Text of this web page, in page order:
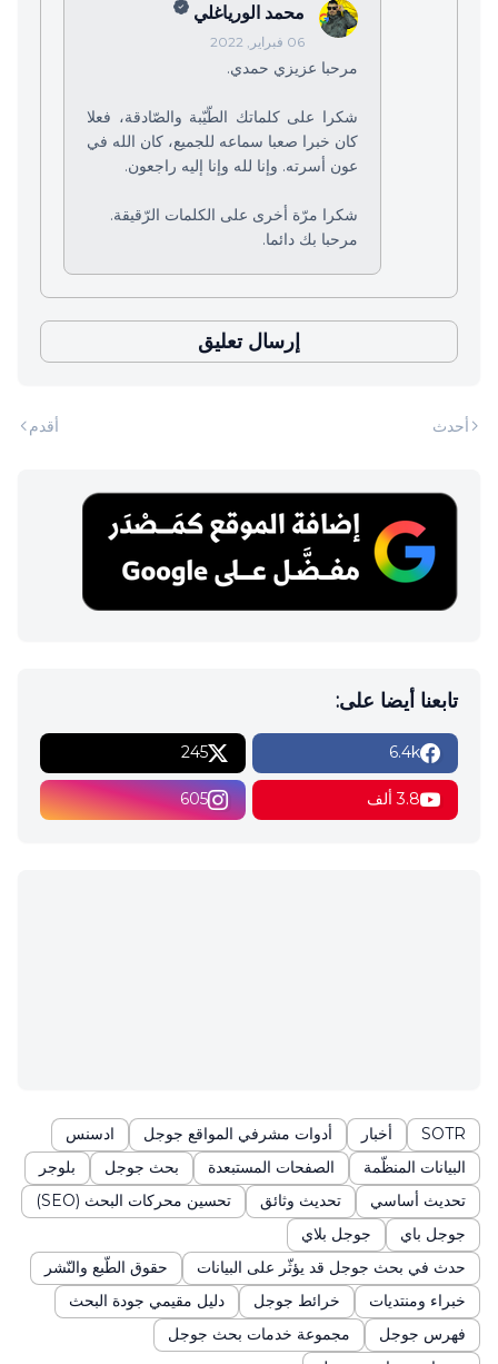
محمد الورياغلي
06 فبراير, 2022
مرحبا عزيزي حمدي.
شكرا على كلماتك الطّيّبة والصّادقة، فعلا
كان خبرا صعبا سماعه للجميع، كان الله في
عون أسرته. وإنا لله وإنا إليه راجعون.
شكرا مرّة أخرى على الكلمات الرّقيقة.
مرحبا بك دائما.
إرسال تعليق
أحدث أقدم
تابعنا أيضا على:
6.4k
245
3.8 ألف 605
SOTR أخبار أدوات مشرفي المواقع جوجل
ادسنس
البيانات المنظّمة
الصفحات المستبعدة بحث جوجل
بلوجر
تحديث أساسي
تحديث وثائق
تحسين محركات البحث (SEO)
جوجل باي
جوجل بلاي
حدث في بحث جوجل قد يؤثّر على البيانات
حقوق الطّبع والنّشر
خبراء ومنتديات
خرائط جوجل
دليل مقيمي جودة البحث
فهرس جوجل
مجموعة خدمات بحث جوجل